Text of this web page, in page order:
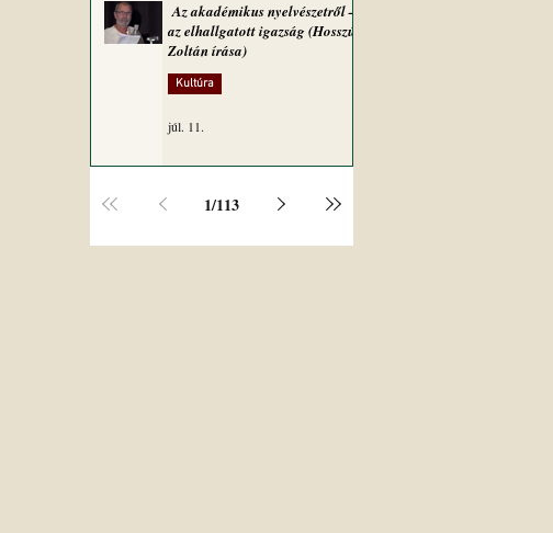
Az akadémikus nyelvészetről –
az elhallgatott igazság (Hosszú
Zoltán írása)
Kultúra
júl. 11.
1/113